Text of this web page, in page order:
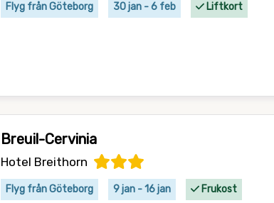
Flyg från Göteborg 30 jan - 6 feb Liftkort
Breuil-Cervinia
Hotel Breithorn
Flyg från Göteborg 9 jan - 16 jan Frukost